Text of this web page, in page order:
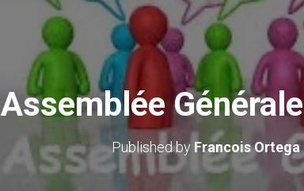
Assemblée
Published by Francois Ortega